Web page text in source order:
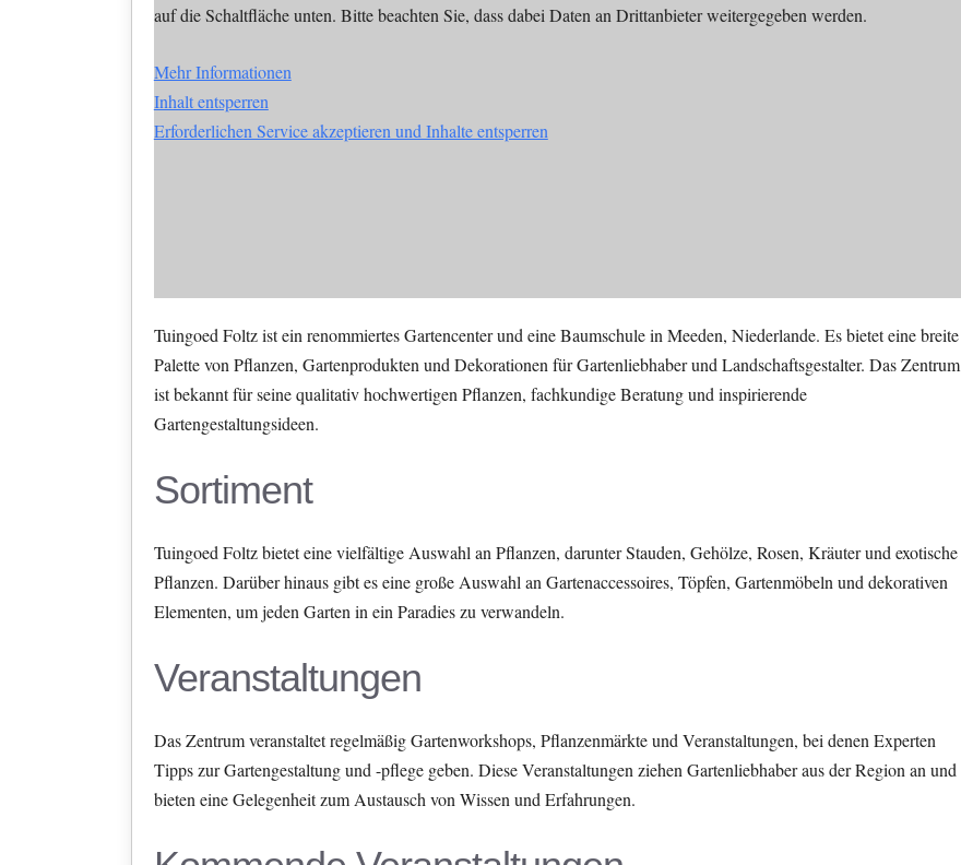
auf die Schaltfläche unten. Bitte beachten Sie, dass dabei Daten an Drittanbieter weitergegeben werden.
Mehr Informationen
Inhalt entsperren
Erforderlichen Service akzeptieren und Inhalte entsperren
Tuingoed Foltz ist ein renommiertes Gartencenter und eine Baumschule in Meeden, Niederlande. Es bietet eine breite
Palette von Pflanzen, Gartenprodukten und Dekorationen für Gartenliebhaber und Landschaftsgestalter. Das Zentrum
ist bekannt für seine qualitativ hochwertigen Pflanzen, fachkundige Beratung und inspirierende
Gartengestaltungsideen.
Sortiment
Tuingoed Foltz bietet eine vielfältige Auswahl an Pflanzen, darunter Stauden, Gehölze, Rosen, Kräuter und exotische
Pflanzen. Darüber hinaus gibt es eine große Auswahl an Gartenaccessoires, Töpfen, Gartenmöbeln und dekorativen
Elementen, um jeden Garten in ein Paradies zu verwandeln.
Veranstaltungen
Das Zentrum veranstaltet regelmäßig Gartenworkshops, Pflanzenmärkte und Veranstaltungen, bei denen Experten
Tipps zur Gartengestaltung und -pflege geben. Diese Veranstaltungen ziehen Gartenliebhaber aus der Region an und
bieten eine Gelegenheit zum Austausch von Wissen und Erfahrungen.